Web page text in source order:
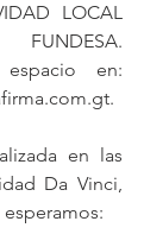
LOCAL
espacio en:
en las
Da Vinci,